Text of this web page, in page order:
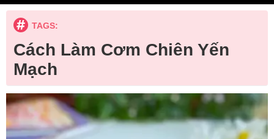
TAGS:
Cách Làm Cơm Chiên Yến
Mạch